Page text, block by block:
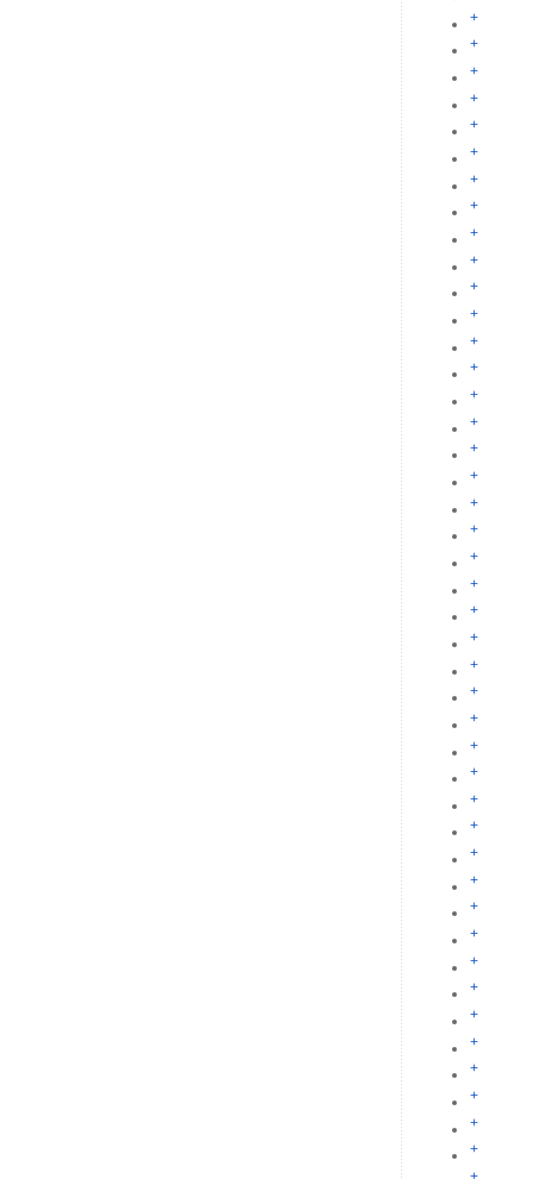
+
+
+
+
+
+
+
+
+
+
+
+
+
+
+
+
+
+
+
+
+
+
+
+
+
+
+
+
+
+
+
+
+
+
+
+
+
+
+
+
+
+
+